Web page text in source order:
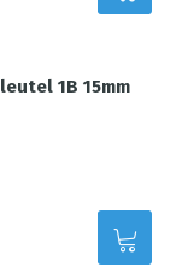
1B 15mm